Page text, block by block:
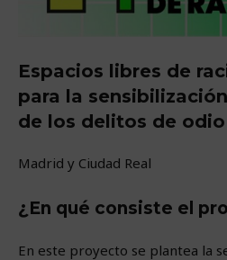
Espacios libres de
para la
de los delitos de
Madrid y Ciudad Real
¿En qué consiste el
En este proyecto se plantea la